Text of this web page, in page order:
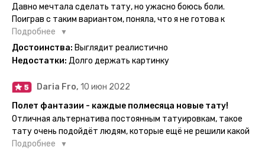
Давно мечтала сделать тату, но ужасно боюсь боли.
Поиграв с таким вариантом, поняла, что я не готова к
постоянной тату. Поэтому благодарю, что есть такая
возможность. Муж смог сделать тату в нескольких местах
одной картинкой).
Подробнее
Достоинства: Выглядит реалистично
Недостатки: Долго держать картинку
Daria Fro, 10 июн 2022
Полет фантазии - каждые полмесяца новые тату!
Отличная альтернатива постоянным татуировкам, такое
тату очень подойдёт людям, которые ещё не решили какой
эскиз им подойдёт на всю жизнь - продукт еверинк
Подробнее